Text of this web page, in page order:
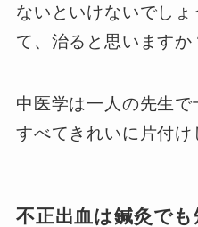
ないといけないでし
て、治ると思いますか
中医学は一人の先生で
すべてきれいに片付け
不正出血は鍼灸で